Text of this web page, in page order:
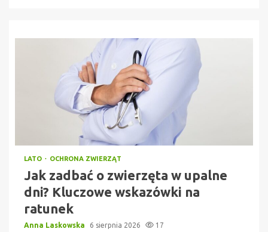
LATO OCHRONA ZWIERZĄT
Jak zadbać o zwierzęta w upalne
dni? Kluczowe wskazówki na
ratunek
Anna Laskowska 6 sierpnia 2026 17